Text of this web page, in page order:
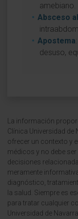
amebiano.
Absceso
Apostema
desuso,
La información
Clínica Universidad de
ofrecer un contexto y
médicos y no debe
decisiones
meramente
diagnóstico,
la salud. Siempre es
para tratar cualquier
Universidad de